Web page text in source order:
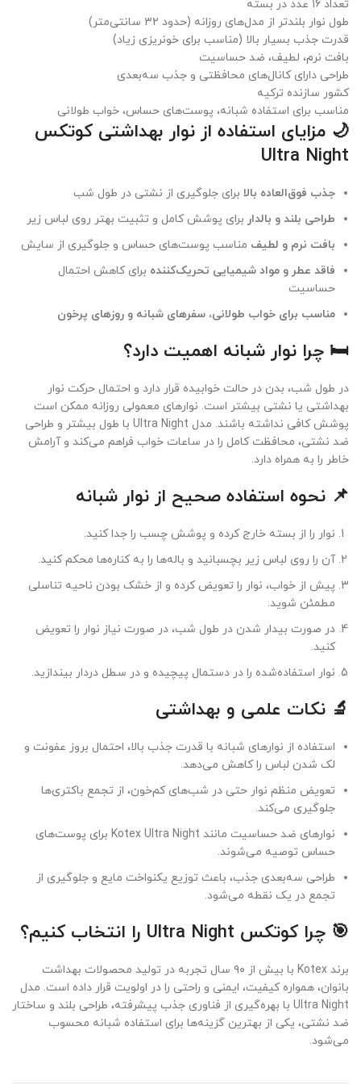
تعداد ۱۶ عدد در بسته
طول نوار بلندتر از مدل‌های روزانه (حدود ۳۲ سانتی‌متر)
قدرت جذب بسیار بالا (مناسب برای خونریزی زیاد)
بافت نرم، لطیف، ضد حساسیت
طراحی دارای کانال‌های محافظتی و جذب سه‌بعدی
کشور سازنده ترکیه
مناسب برای استفاده شبانه، پوست‌های حساس، خواب طولانی
🌙 مزایای استفاده از نوار بهداشتی کوتکس
Ultra Night
جذب فوق‌العاده بالا برای جلوگیری از نشتی در طول شب
طراحی بلند و بالدار برای پوشش کامل و تثبیت بهتر روی لباس زیر
بافت نرم و لطیف مناسب پوست‌های حساس و جلوگیری از سایش
فاقد عطر و مواد شیمیایی تحریک‌کننده برای کاهش احتمال
حساسیت
مناسب برای خواب طولانی، سفرهای شبانه و روزهای پرخون
🛏️ چرا نوار شبانه اهمیت دارد؟
در طول شب، بدن در حالت خوابیده قرار دارد و احتمال حرکت نوار
بهداشتی یا نشتی بیشتر است. نوارهای معمولی روزانه ممکن است
پوشش کافی نداشته باشند. مدل Ultra Night با طول بیشتر و طراحی
ضد نشتی، محافظت کامل را در ساعات خواب فراهم می‌کند و آرامش
خاطر را به همراه دارد.
📌 نحوه استفاده صحیح از نوار شبانه
نوار را از بسته خارج کرده و پوشش چسب را جدا کنید.
آن را روی لباس زیر بچسبانید و باله‌ها را به کناره‌ها محکم کنید.
پیش از خواب، نوار را تعویض کرده و از خشک بودن ناحیه تناسلی
مطمئن شوید.
در صورت بیدار شدن در طول شب، در صورت نیاز نوار را تعویض
کنید.
نوار استفاده‌شده را در دستمال پیچیده و در سطل دردار بیندازید.
🔬 نکات علمی و بهداشتی
استفاده از نوارهای شبانه با قدرت جذب بالا، احتمال بروز عفونت و
لک شدن لباس را کاهش می‌دهد.
تعویض منظم نوار حتی در شب‌های کم‌خون، از تجمع باکتری‌ها
جلوگیری می‌کند.
نوارهای ضد حساسیت مانند Kotex Ultra Night برای پوست‌های
حساس توصیه می‌شوند.
طراحی سه‌بعدی جذب، باعث توزیع یکنواخت مایع و جلوگیری از
تجمع در یک نقطه می‌شود.
🎯 چرا کوتکس Ultra Night را انتخاب کنیم؟
برند Kotex با بیش از ۹۰ سال تجربه در تولید محصولات بهداشت
بانوان، همواره کیفیت، ایمنی و راحتی را در اولویت قرار داده است. مدل
Ultra Night با بهره‌گیری از فناوری جذب پیشرفته، طراحی بلند و ساختار
ضد نشتی، یکی از بهترین گزینه‌ها برای استفاده شبانه محسوب
می‌شود.